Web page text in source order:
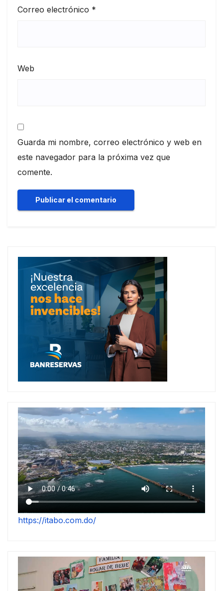
Correo electrónico *
Web
Guarda mi nombre, correo electrónico y web en
este navegador para la próxima vez que
comente.
https://itabo.com.do/